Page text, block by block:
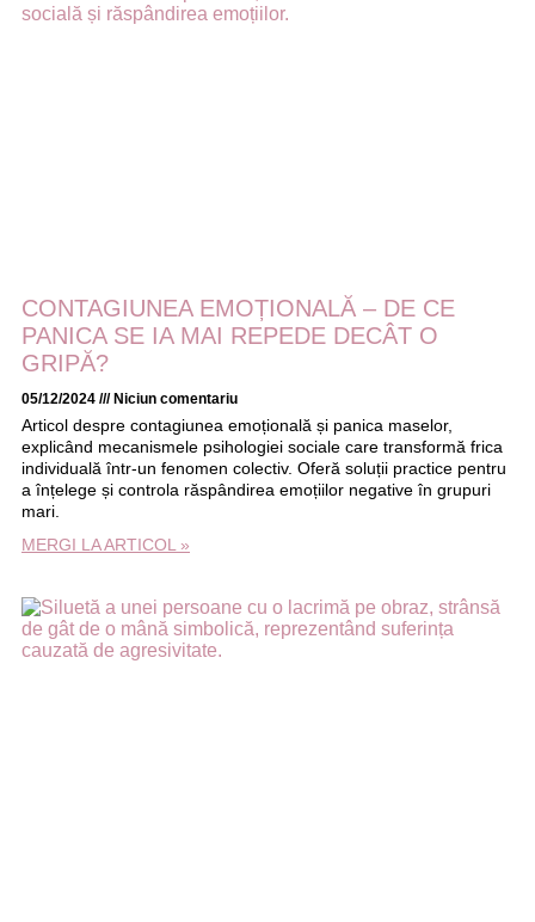
CONTAGIUNEA EMOȚIONALĂ – DE CE
PANICA SE IA MAI REPEDE DECÂT O
GRIPĂ?
05/12/2024 Niciun comentariu
Articol despre contagiunea emoțională și panica maselor,
explicând mecanismele psihologiei sociale care transformă frica
individuală într-un fenomen colectiv. Oferă soluții practice pentru
a înțelege și controla răspândirea emoțiilor negative în grupuri
mari.
MERGI LA ARTICOL »